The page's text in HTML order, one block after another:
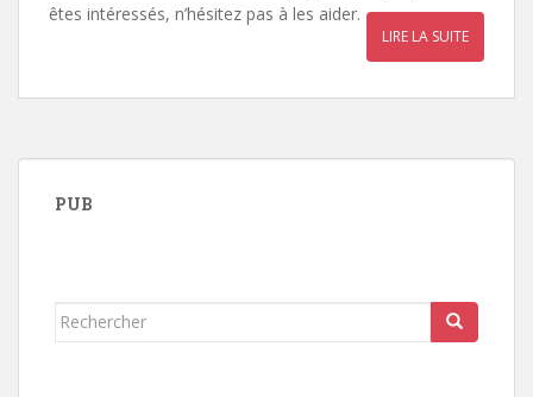
êtes intéressés, n’hésitez pas à les aider.
LIRE LA SUITE
PUB
Rechercher...